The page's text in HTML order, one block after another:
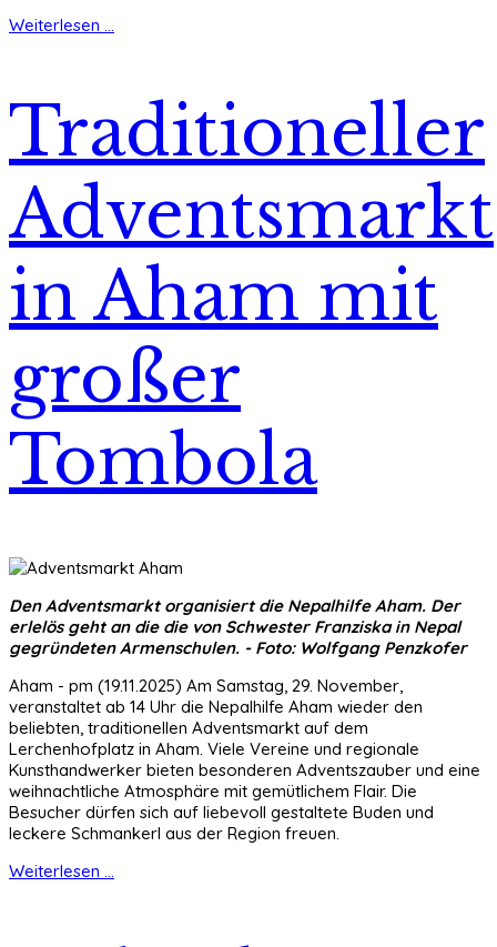
Weiterlesen ...
Traditioneller
Adventsmarkt
in Aham mit
großer
Tombola
Den Adventsmarkt organisiert die Nepalhilfe Aham. Der
erlelös geht an die die von Schwester Franziska in Nepal
gegründeten Armenschulen. - Foto: Wolfgang Penzkofer
Aham - pm (19.11.2025) Am Samstag, 29. November,
veranstaltet ab 14 Uhr die Nepalhilfe Aham wieder den
beliebten, traditionellen Adventsmarkt auf dem
Lerchenhofplatz in Aham. Viele Vereine und regionale
Kunsthandwerker bieten besonderen Adventszauber und eine
weihnachtliche Atmosphäre mit gemütlichem Flair. Die
Besucher dürfen sich auf liebevoll gestaltete Buden und
leckere Schmankerl aus der Region freuen.
Weiterlesen ...